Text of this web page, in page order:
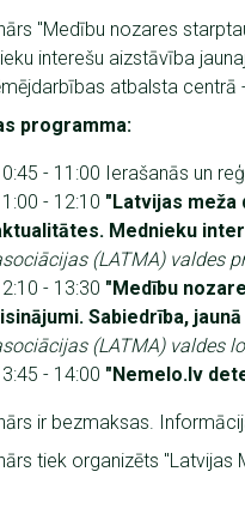
"Medību nozares
interešu aizstāvība
atbalsta centrā
programma:
- 11:00 Ierašanās un
- 12:10 "Latvijas meža
Mednieku
(LATMA) valdes
- 13:30 "Medību
Sabiedrība,
(LATMA) valdes
- 14:00 "Nemelo.lv
ir bezmaksas.
tiek organizēts